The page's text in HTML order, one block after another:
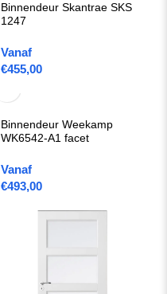
Binnendeur Skantrae SKS
1247
Vanaf
€455,00
Binnendeur Weekamp
WK6542-A1 facet
Vanaf
€493,00